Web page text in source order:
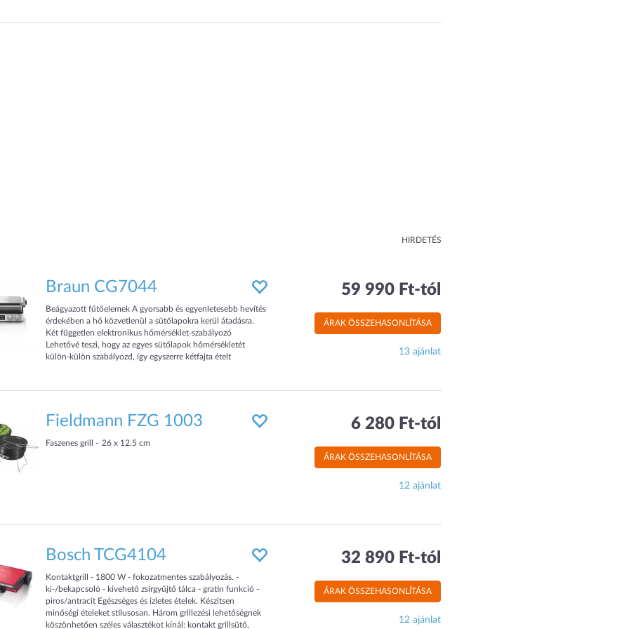
felszerelve, amelyek megkönnyítik a faszén g
HIRDETÉS
Braun CG7044
Beágyazott fűtőelemek A gyorsabb és egyenletesebb hevítés
érdekében a hő közvetlenül a sütőlapokra kerül átadásra.
Két független elektronikus hőmérséklet-szabályozó
Lehetővé teszi, hogy az egyes sütőlapok hőmérsékletét
külön-külön szabályozd, így egyszerre kétfajta ételt
professzionális grillezéshez elegendő pazar teljesítményt. Tá
59 990 Ft-tól
ÁRAK ÖSSZEHASONLÍTÁSA
13 ajánlat
Fieldmann FZG 1003
Faszenes grill 26 x 12.5 cm
6 280 Ft-tól
ÁRAK ÖSSZEHASONLÍTÁSA
12 ajánlat
Bosch TCG4104
Kontaktgrill - 1800 W - fokozatmentes szabályozás. -
ki-/bekapcsoló - kivehető zsírgyűjtő tálca - gratin funkció -
piros/antracit Egészséges és ízletes ételek. Készítsen
minőségi ételeket stílusosan. Három grillezési lehetőségnek
köszönhetően széles választékot kínál: kontakt grillsütő,
32 890 Ft-tól
ÁRAK ÖSSZEHASONLÍTÁSA
12 ajánlat